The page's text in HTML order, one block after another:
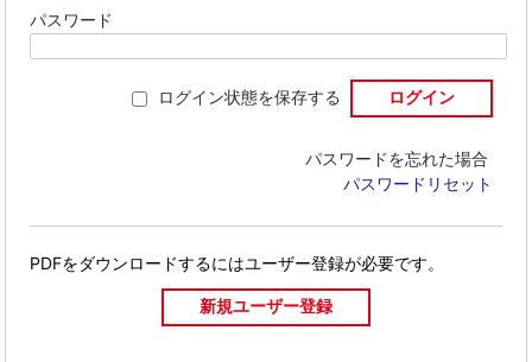
パスワード
ログイン状態を保存する
パスワードを忘れた場合
パスワードリセット
PDFをダウンロードするにはユーザー登録が必要です。